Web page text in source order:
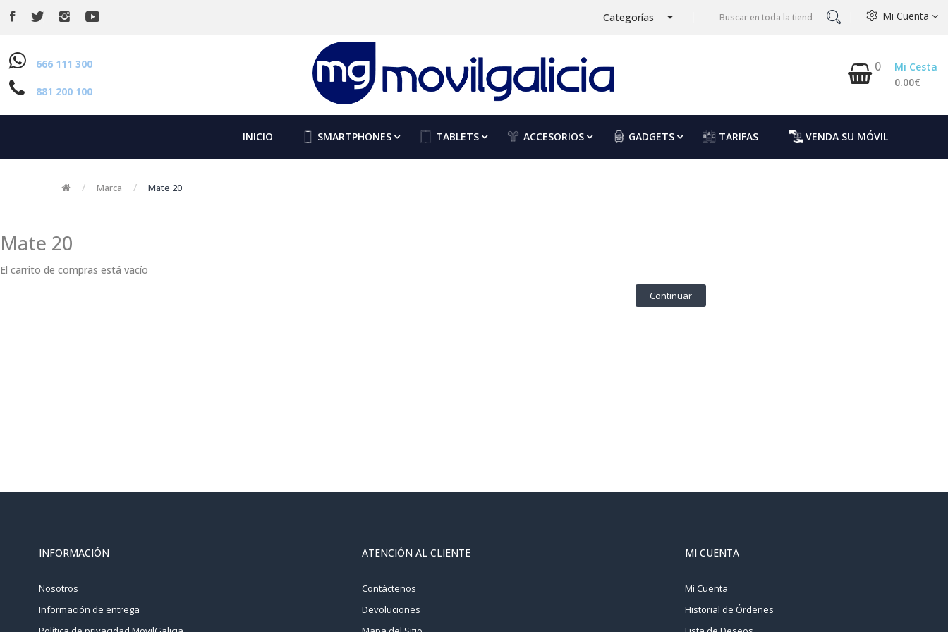
Categorías Mi Cuenta
666 111 300
881 200 100
0
Mi Cesta
0.00€
INICIO SMARTPHONES TABLETS ACCESORIOS GADGETS TARIFAS VENDA SU MÓVIL
Marca Mate 20
Mate 20
El carrito de compras está vacío
Continuar
INFORMACIÓN
Nosotros
Información de entrega
ATENCIÓN AL CLIENTE
Contáctenos
Devoluciones
MI CUENTA
Mi Cuenta
Historial de Órdenes